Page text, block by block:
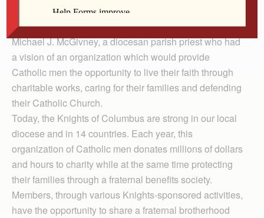
becoming members of the Knights of Columbus.
The Knights of Columbus was founded in 1882 by Fr.
Michael J. McGivney, a diocesan parish priest who had
a vision of an organization which would provide
Catholic men the opportunity to live their faith through
charitable works, caring for their families and defending
their Catholic Church.
Today, the Knights of Columbus are strong in our local
diocese and in 14 countries. Each year, this
organization of Catholic men donates millions of dollars
and hours to charity while at the same time protecting
their families through a fraternal benefits society.
Members, through various Knights-sponsored activities,
have the opportunity to share a fraternal brotherhood